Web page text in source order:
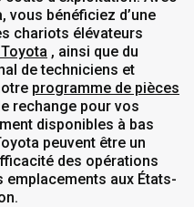
vous bénéficiez d’une
chariots élévateurs
, ainsi que du
de techniciens et
programme de pièces
rechange pour vos
disponibles à bas
peuvent être un
des opérations
aux États-